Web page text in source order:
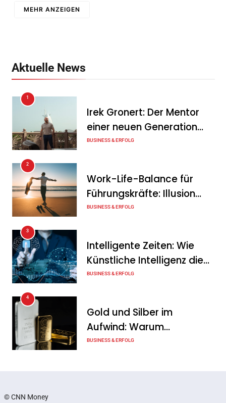
MEHR ANZEIGEN
Aktuelle News
1
Irek Gronert: Der Mentor
einer neuen Generation
von Unternehmern
BUSINESS & ERFOLG
2
Work-Life-Balance für
Führungskräfte: Illusion
oder echte Chance?
BUSINESS & ERFOLG
3
Intelligente Zeiten: Wie
Künstliche Intelligenz die
Geschäftswelt verändert
BUSINESS & ERFOLG
4
Gold und Silber im
Aufwind: Warum
Edelmetalle als sicherer
BUSINESS & ERFOLG
© CNN Money